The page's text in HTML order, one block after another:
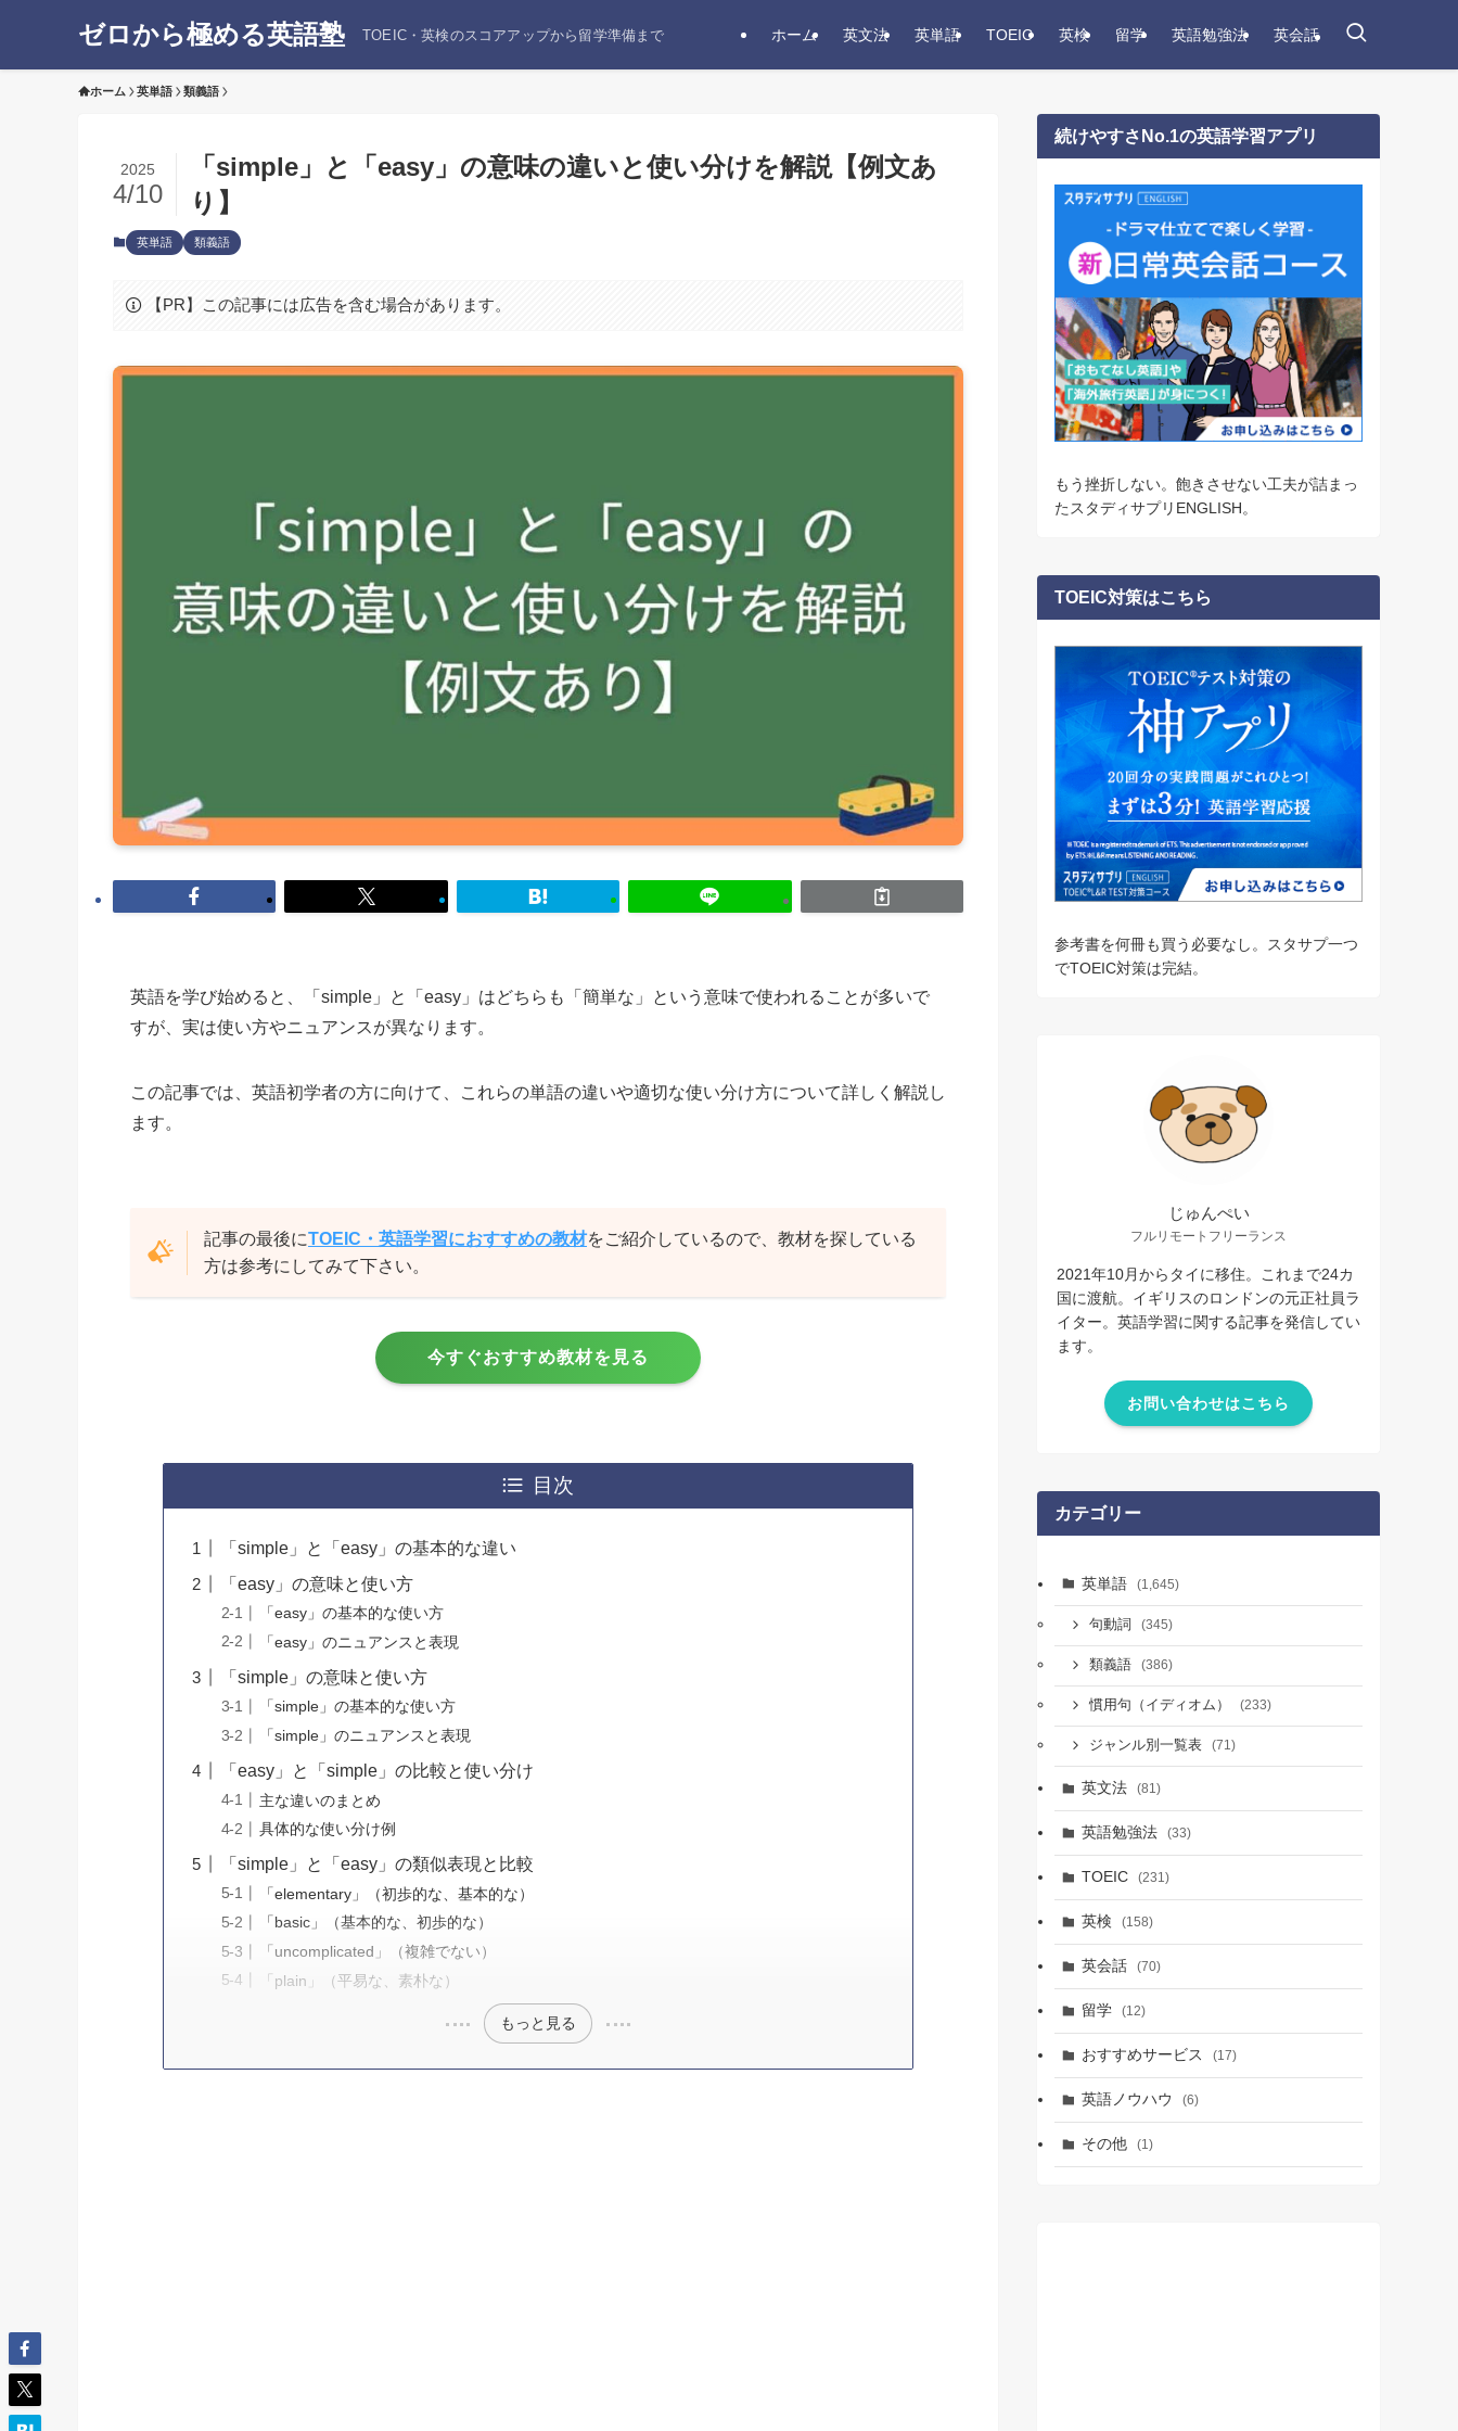
ゼロから極める英語塾 TOEIC・英検のスコアアップから留学準備まで ホーム 英文法 英単語 TOEIC 英検 留学 英語勉強法 英会話
ホーム 英単語 類義語
「simple」と「easy」の意味の違いと使い分けを解説【例文あ
り】
2025
4/10
英単語 類義語
【PR】この記事には広告を含む場合があります。
英語を学び始めると、「simple」と「easy」はどちらも「簡単な」という意味で使われることが多いで
すが、実は使い方やニュアンスが異なります。
この記事では、英語初学者の方に向けて、これらの単語の違いや適切な使い分け方について詳しく解説し
ます。
記事の最後にTOEIC・英語学習におすすめの教材をご紹介しているので、教材を探している
方は参考にしてみて下さい。
今すぐおすすめ教材を見る
目次
「simple」と「easy」の基本的な違い
「easy」の意味と使い方
「easy」の基本的な使い方
「easy」のニュアンスと表現
「simple」の意味と使い方
「simple」の基本的な使い方
「simple」のニュアンスと表現
「easy」と「simple」の比較と使い分け
主な違いのまとめ
具体的な使い分け例
「simple」と「easy」の類似表現と比較
「elementary」（初歩的な、基本的な）
「basic」（基本的な、初歩的な）
「uncomplicated」（複雑でない）
「plain」（平易な、素朴な）
もっと見る
続けやすさNo.1の英語学習アプリ
もう挫折しない。飽きさせない工夫が詰まっ
たスタディサプリENGLISH。
TOEIC対策はこちら
参考書を何冊も買う必要なし。スタサプ一つ
でTOEIC対策は完結。
じゅんぺい
フルリモートフリーランス
2021年10月からタイに移住。これまで24カ
国に渡航。イギリスのロンドンの元正社員ラ
イター。英語学習に関する記事を発信してい
ます。
お問い合わせはこちら
カテゴリー
英単語 (1,645)
句動詞 (345)
類義語 (386)
慣用句（イディオム） (233)
ジャンル別一覧表 (71)
英文法 (81)
英語勉強法 (33)
TOEIC (231)
英検 (158)
英会話 (70)
留学 (12)
おすすめサービス (17)
英語ノウハウ (6)
その他 (1)